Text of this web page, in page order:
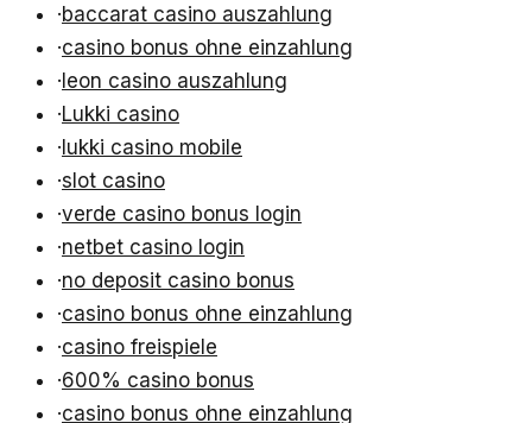
·baccarat casino auszahlung
·casino bonus ohne einzahlung
· leon casino auszahlung
·Lukki casino
· lukki casino mobile
·slot casino
·verde casino bonus login
·netbet casino login
·no deposit casino bonus
·casino bonus ohne einzahlung
·casino freispiele
·600% casino bonus
·casino bonus ohne einzahlung